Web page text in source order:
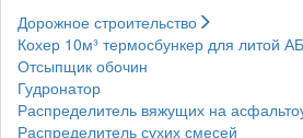
Дорожное строительство
Кохер 10м³ термосбункер для литой
Отсыпщик обочин
Гудронатор
Распределитель вяжущих на
Распределитель сухих смесей